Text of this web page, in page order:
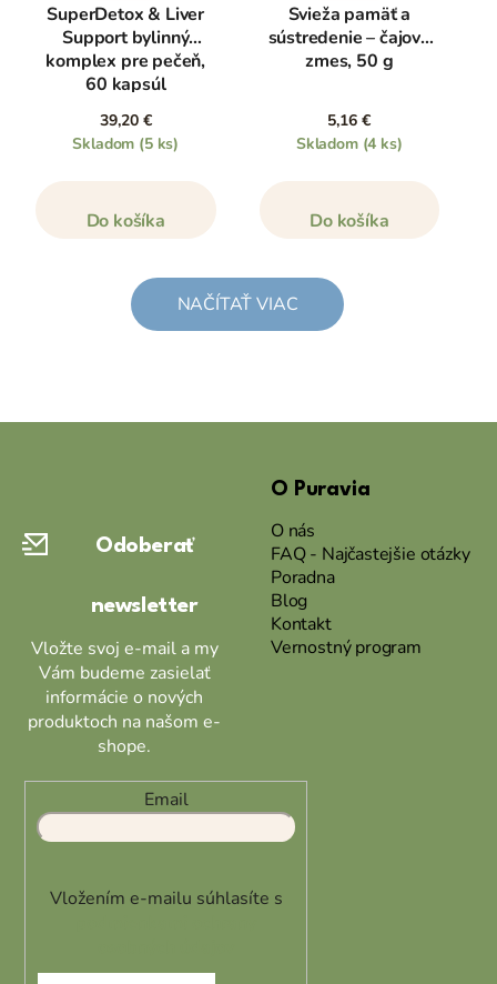
SuperDetox & Liver
Support bylinný
komplex pre pečeň,
60 kapsúl
39,20 €
Skladom (5 ks)
Do košíka
Svieža pamäť a
sústredenie – čajová
zmes, 50 g
5,16 €
Skladom (4 ks)
Do košíka
NAČÍTAŤ VIAC
Odoberať
newsletter
Vložte svoj e-mail a my
Vám budeme zasielať
informácie o nových
produktoch na našom e-
shope.
Email
Vložením e-mailu súhlasíte s
O Puravia
O nás
FAQ - Najčastejšie otázky
Poradna
Blog
Kontakt
Vernostný program